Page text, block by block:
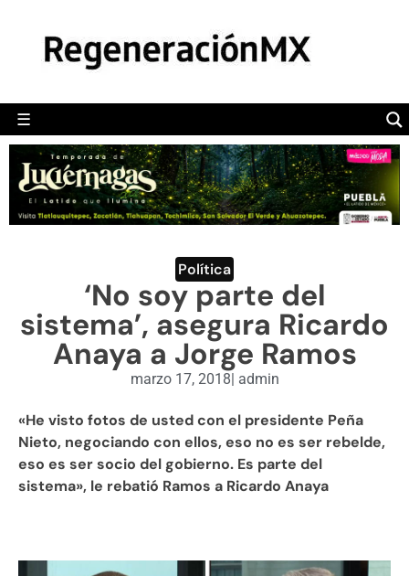
☰
POLÍTICA
CAMALEÓN
OPINIÓN
DEPORTES
ENGLISH SECTION
VIDEOS
Política
‘No soy parte del
sistema’, asegura Ricardo
Anaya a Jorge Ramos
marzo 17, 2018| admin
«He visto fotos de usted con el presidente Peña
Nieto, negociando con ellos, eso no es ser rebelde,
eso es ser socio del gobierno. Es parte del
sistema», le rebatió Ramos a Ricardo Anaya